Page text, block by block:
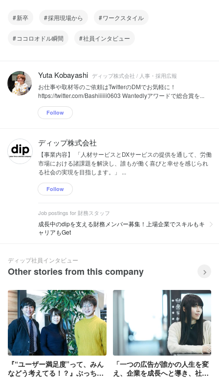
う『労働力の総合商社』として日本の労
献してまいります。
新卒 採用現場から ワークスタイル
ココロオドル瞬間 社員インタビュー
Yuta Kobayashi ディップ株式会社 / 人事・採用広報
お仕事や取材等のご依頼はTwitterのDMでお気軽に！
https://twitter.com/Bashiiiiii0603 Wantedlyアワードで総合賞を...
Follow
ディップ株式会社
【事業内容】 「人材サービスとDXサービスの提供を通して、労働
市場における諸課題を解決し、誰もが働く喜びと幸せを感じられ
る社会の実現を目指します。」 ...
Follow
Job postings for 財務スタッフ
成長中のdipを支える財務メンバー募集！上場企業でスキルもキ
ャリアもGet
ディップ社員インタビュー
Other stories from this company
『“ユーザー満足度”って、みん
などう考えてる！？』ぶっちゃ
「一つの広告が誰かの人生を変
え、企業を成長へと導き、社会